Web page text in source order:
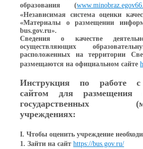
образования (
«Независимая система оценки
«Материалы о размещении
bus.gov.ru».
Сведения о качестве
осуществляющих
расположенных на территории
размещаются на официальном сайте
Инструкция по работе
сайтом для размещения
государственных
учреждениях:
I. Чтобы оценить учреждение
1. Зайти на сайт https://bus.gov.ru/